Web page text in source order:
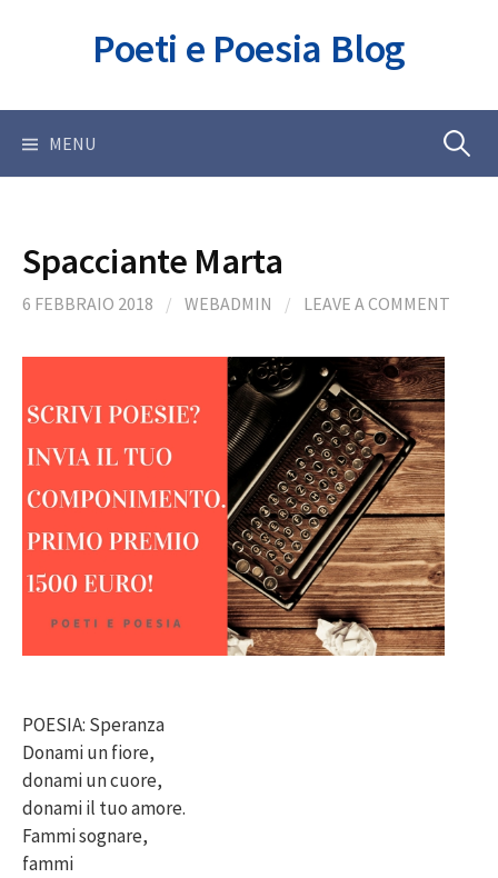
Poeti e Poesia Blog
MENU Ricerca
Spacciante Marta
6 FEBBRAIO 2018 / WEBADMIN / LEAVE A COMMENT
POESIA: Speranza
Donami un fiore,
donami un cuore,
donami il tuo amore.
Fammi sognare,
fammi